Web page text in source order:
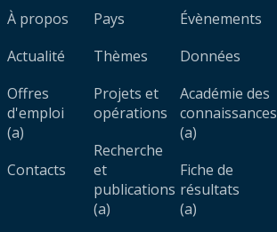
À propos
Actualité
Offres
d'emploi
(a)
Contacts
Pays
Thèmes
Projets et
opérations
Recherche
et
publications
(a)
Évènements
Données
Académie des
connaissances
(a)
Fiche de
résultats
(a)